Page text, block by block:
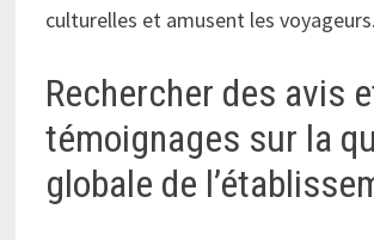
culturelles et amusent les voyageurs.
Rechercher des avis
témoignages sur la
globale de